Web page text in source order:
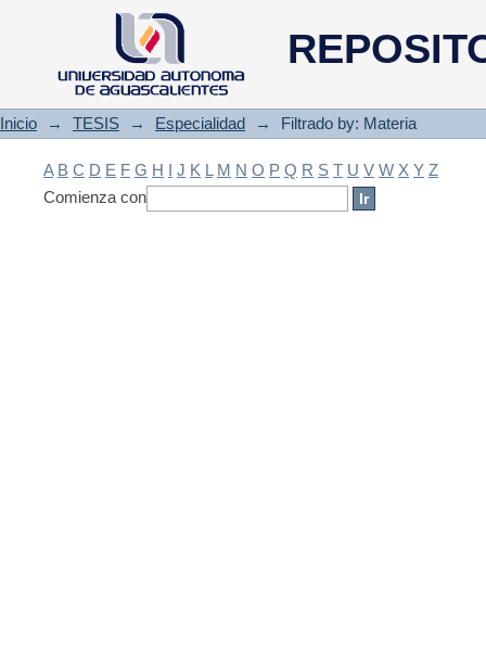
Filtrado by: Materia
Inicio → TESIS → Especialidad → Filtrado by: Materia
A B C D E F G H I J K L M N O P Q R S T U V W X Y Z
Comienza con